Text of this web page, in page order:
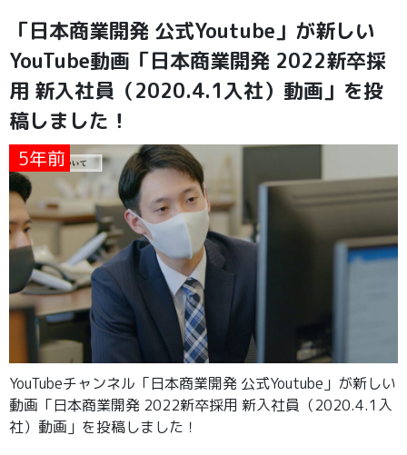
「日本商業開発 公式Youtube」が新しい
YouTube動画「日本商業開発 2022新卒採
用 新入社員（2020.4.1入社）動画」を投
稿しました！
5年前
YouTubeチャンネル「日本商業開発 公式Youtube」が新しい
動画「日本商業開発 2022新卒採用 新入社員（2020.4.1入
社）動画」を投稿しました！